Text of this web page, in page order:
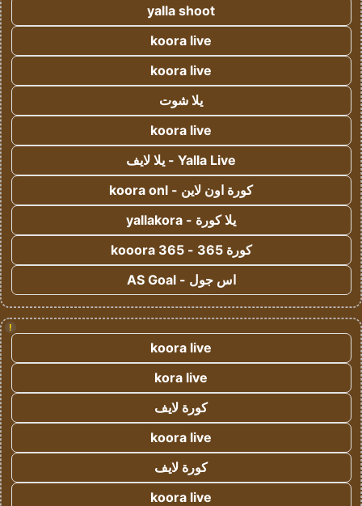
yalla shoot
koora live
koora live
يلا شوت
koora live
Yalla Live - يلا لايف
كورة اون لاين - koora onl
يلا كورة - yallakora
كورة 365 - kooora 365
اس جول - AS Goal
!
koora live
kora live
كورة لايف
koora live
كورة لايف
koora live